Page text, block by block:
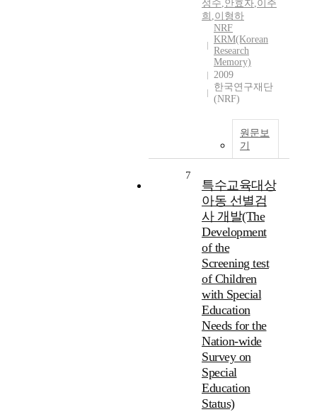
성수,안효자,이주
희 ,이형하
NRF
KRM(Korean
Research
Memory)
2009
한국연구재단
(NRF)
원문보
기
7
특수교육대상
아동 선별검
사 개발(The
Development
of the
Screening test
of Children
with Special
Education
Needs for the
Nation-wide
Survey on
Special
Education
Status)